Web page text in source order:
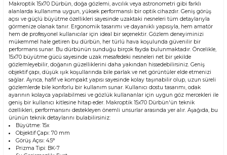
Makroptik 15x70 Dürbün, doğa gözlemi, avcılık veya astronometri gibi farklı
alanlarda kullanıma uygun, yüksek performanslı bir optik cihazdır. Geniş görüş
açısı ve güçlü büyütme özellikleri sayesinde uzaktaki nesneleri tüm detaylarıyla
görmenize olanak tanır. Ergonomik tasarımı ve dayanıklı yapısıyla, hem amatör
hem de profesyonel kullanıcılar için ideal bir seçenektir. Gözlem deneyiminizi
mükemmel hale getiren bu dürbün, her türlü hava koşulunda güvenilir bir
performans sunar. Bu dürbünün sunduğu birçok fayda bulunmaktadır. Öncelikle,
15x70 büyütme gücü sayesinde uzak mesafedeki nesneleri net bir şekilde
gözlemleyebilir, doğanın güzelliklerini daha yakından hissedebilirsiniz. Geniş
objektif çapı, düşük ışık koşullarında bile parlak ve net görüntüler elde etmenizi
sağlar. Ayrıca, hafif ve kompakt yapısı sayesinde kolay taşınabilir olup, uzun süreli
gözlemlerde bile konforlu bir kullanım sunar. Kullanıcı dostu tasarımı, odak
ayarının kolayca yapılabilmesi ve gözlük kullananlar için uygun göz mercekleri ile
geniş bir kullanıcı kitlesine hitap eder. Makroptik 15x70 Dürbün'ün teknik
özellikleri, performansını destekleyen önemli unsurlar arasında yer alır. Aşağıda, bu
ürünün teknik detaylarını bulabilirsiniz:
Büyütme: 15x
Objektif Çapı: 70 mm
Görüş Açısı: 4.5°
Prizma Tipi: BK-7